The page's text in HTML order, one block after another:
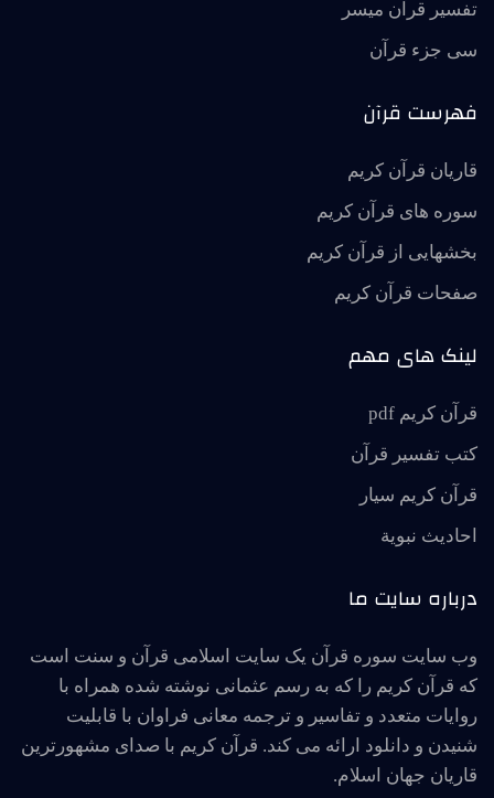
تفسير قرآن ميسر
سی جزء قرآن
فهرست قرآن
قاریان قرآن کریم
سوره های قرآن کریم
بخشهایی از قرآن کریم
صفحات قرآن کریم
لینک های مهم
قرآن کریم pdf
کتب تفسیر قرآن
قرآن کریم سیار
احاديث نبوية
درباره سایت ما
وب سایت سوره قرآن یک سایت اسلامی قرآن و سنت است
که قرآن کریم را که به رسم عثمانی نوشته شده همراه با
روایات متعدد و تفاسیر و ترجمه معانی فراوان با قابلیت
شنیدن و دانلود ارائه می کند. قرآن کریم با صدای مشهورترین
قاریان جهان اسلام.